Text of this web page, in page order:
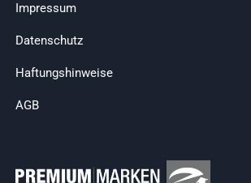
Impressum
Datenschutz
Haftungshinweise
AGB